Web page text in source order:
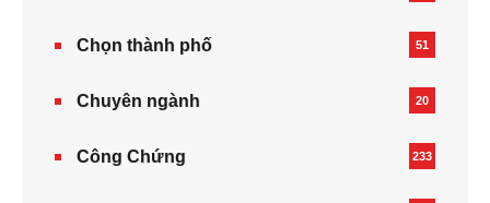
Chọn thành phố 51
Chuyên ngành 20
Công Chứng 233